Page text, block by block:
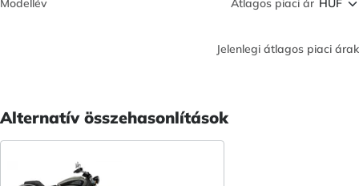
Modellév Átlagos piaci ár
Jelenlegi átlagos piaci árak
Alternatív összehasonlítások